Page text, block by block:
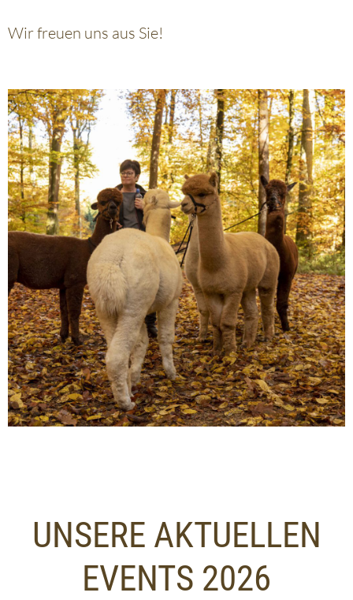
Wir freuen uns aus Sie!
UNSERE AKTUELLEN
EVENTS 2026